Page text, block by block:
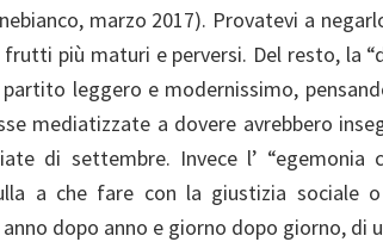
marzo 2017). Provatevi a
più maturi e perversi. Del resto, la
leggero e modernissimo,
mediatizzate a dovere avrebbero
di settembre. Invece l’
a che fare con la giustizia sociale
anno dopo anno e giorno dopo giorno,